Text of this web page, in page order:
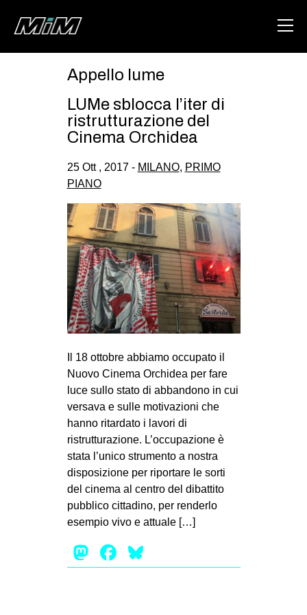
ABOUT
DEGENERAZIONE
CSOA LAMBRETTA
MSM
STUDENTI TSUNAMI
ZAM
MILANO
SPAZI
SPORT POPOLARE
MOVIMENTI
AMBIENTE
ANTIFASCISMO
DIRITTO ALL’ABITARE
GENERI
MIGRAZIONI
PRECARIATO
Appello lume
LUMe sblocca l’iter di
ristrutturazione del
Cinema Orchidea
25 Ott , 2017 - MILANO, PRIMO
PIANO
Il 18 ottobre abbiamo occupato il
Nuovo Cinema Orchidea per fare
luce sullo stato di abbandono in cui
versava e sulle motivazioni che
hanno ritardato i lavori di
ristrutturazione. L’occupazione è
stata l’unico strumento a nostra
disposizione per riportare le sorti
del cinema al centro del dibattito
pubblico cittadino, per renderlo
esempio vivo e attuale […]
Mastodon
Facebook